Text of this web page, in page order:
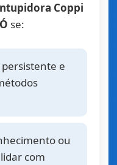
Coppi
se:
e
ou
com